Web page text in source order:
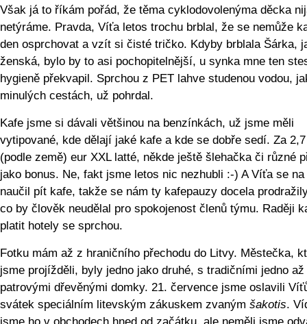
Však já to říkám pořád, že těma cyklodovolenýma děcka
netýráme. Pravda, Víťa letos trochu brblal, že se nemůže
den osprchovat a vzít si čisté tričko. Kdyby brblala Šárka,
ženská, bylo by to asi pochopitelnější, u synka mne ten
hygieně překvapil. Sprchou z PET lahve studenou vodou,
minulých cestách, už pohrdal.
Kafe jsme si dávali většinou na benzínkách, už jsme měli
vytipované, kde dělají jaké kafe a kde se dobře sedí. Za
(podle země) eur XXL latté, někde ještě šlehačka či různé
jako bonus. Ne, fakt jsme letos nic nezhubli :-) A Víťa se na
naučil pít kafe, takže se nám ty kafepauzy docela
co by člověk neudělal pro spokojenost členů týmu. Raději
platit hotely se sprchou.
Fotku mám až z hraničního přechodu do Litvy. Městečka,
jsme projížděli, byly jedno jako druhé, s tradičními jedno až
patrovými dřevěnými domky. 21. července jsme oslavili
svátek speciálním litevským zákuskem zvaným šakotis.